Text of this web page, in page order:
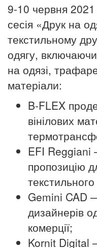
9-10 червня 2021
сесія «Друк на
текстильному
одягу,
на одязі,
матеріали:
B-FLEX
вінілових
EFI Reggiani
пропозицію
Gemini CAD
дизайнерів
комерції;
Kornit Digital